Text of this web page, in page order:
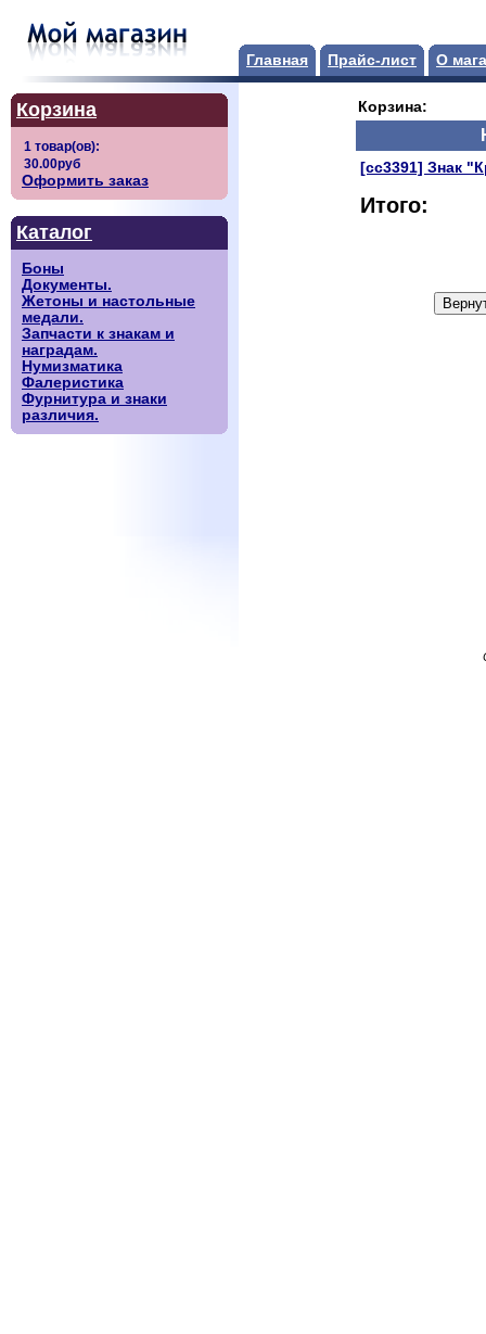
Главная Прайс-лист О
Корзина
Оформить заказ
Каталог
Боны
Документы.
Жетоны и настольные
медали.
Запчасти к знакам и
наградам.
Нумизматика
Фалеристика
Фурнитура и знаки
различия.
Корзина:
[сс3391] Знак
Итого: